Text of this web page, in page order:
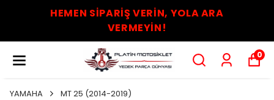
HEMEN SİPARİŞ VERİN, YOLA ARA
VERMEYİN!
0
YAMAHA MT 25 (2014-2019)